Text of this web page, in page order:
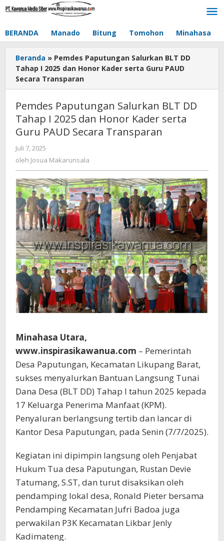
Lewati
BERANDA Manado Bitung Tomohon Minahasa
Beranda » Pemdes Paputungan Salurkan BLT DD
Tahap I 2025 dan Honor Kader serta Guru PAUD
Secara Transparan
Pemdes Paputungan Salurkan BLT DD
Tahap I 2025 dan Honor Kader serta
Guru PAUD Secara Transparan
Juli 7, 2025
Josua
oleh Josua Makarunsala
Minahasa Utara,
www.inspirasikawanua.com – Pemerintah
Desa Paputungan, Kecamatan Likupang Barat,
sukses menyalurkan Bantuan Langsung Tunai
Dana Desa (BLT DD) Tahap I tahun 2025 kepada
17 Keluarga Penerima Manfaat (KPM).
Penyaluran berlangsung tertib dan lancar di
Kantor Desa Paputungan, pada Senin (7/7/2025).
Kegiatan ini dipimpin langsung oleh Penjabat
Hukum Tua desa Paputungan, Rustan Devie
Tatumang, S.ST, dan turut disaksikan oleh
pendamping lokal desa, Ronald Pieter bersama
Pendamping Kecamatan Jufri Badoa juga
perwakilan P3K Kecamatan Likbar Jenly
Kadimateng.